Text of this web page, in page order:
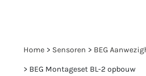
Home > Sensoren > BEG
> BEG Montageset BL-2 opbouw